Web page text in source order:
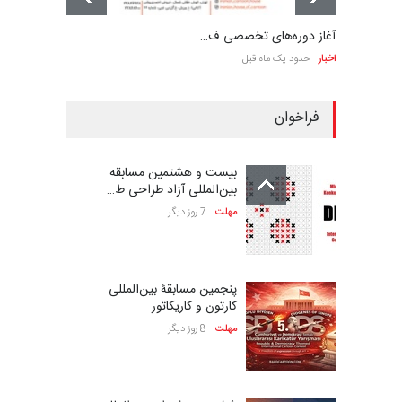
آغاز دوره‌های تخصصی ف…
اخبار حدود یک ماه قبل
فراخوان
بیست و هشتمین مسابقه
بین‌المللی آزاد طراحی ط…
مهلت 7 روز دیگر
پنجمین مسابقۀ بین‌المللی
کارتون و کاریکاتور …
مهلت 8 روز دیگر